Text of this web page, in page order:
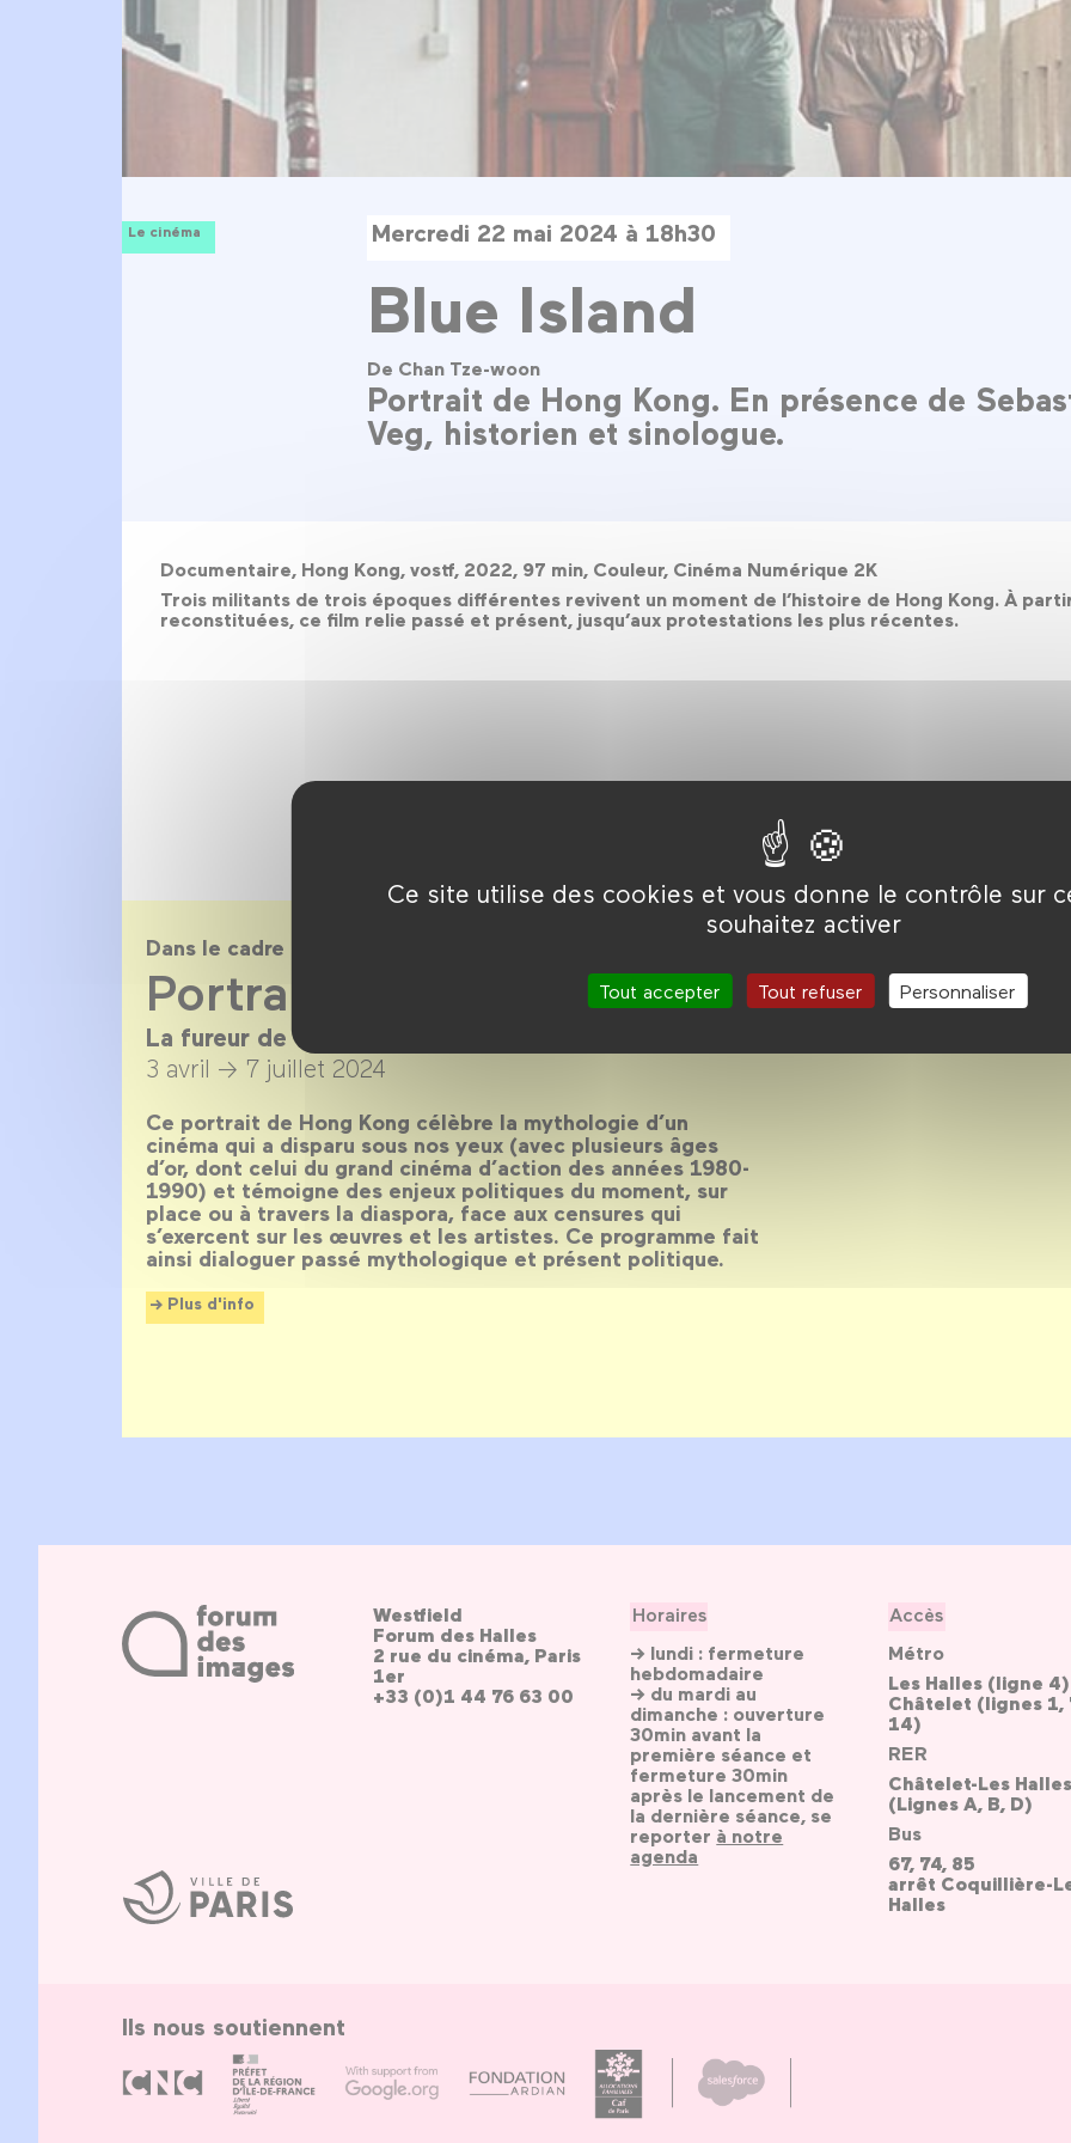
Ce site utilise des cookies et vous donne le contrôle sur
souhaitez activer
Tout accepter Tout refuser Personnaliser
Le cinéma Mercredi 22 mai 2024 à 18h30
Blue Island
De Chan Tze-woon
Portrait de Hong Kong. En présence de
Veg, historien et sinologue.
Documentaire, Hong Kong, vostf, 2022, 97 min, Couleur, Cinéma Numérique 2K
Trois militants de trois époques différentes revivent un moment de l’histoire de Hong Kong. À
reconstituées, ce film relie passé et présent, jusqu’aux protestations les plus récentes.
Dans le cadre de
Portrait de Hong Kong
La fureur de vaincre en 100 séances !
3 avril → 7 juillet 2024
Ce portrait de Hong Kong célèbre la mythologie d’un
cinéma qui a disparu sous nos yeux (avec plusieurs âges
d’or, dont celui du grand cinéma d’action des années 1980-
1990) et témoigne des enjeux politiques du moment, sur
place ou à travers la diaspora, face aux censures qui
s’exercent sur les œuvres et les artistes. Ce programme fait
ainsi dialoguer passé mythologique et présent politique.
Plus d'info
Ville
de
Paris
Westfield
Forum des Halles
2 rue du cinéma, Paris
1er
+33 (0)1 44 76 63 00
Horaires
→ lundi : fermeture
hebdomadaire
→ du mardi au
dimanche : ouverture
30min avant la
première séance et
fermeture 30min
après le lancement de
la dernière séance, se
reporter à notre
agenda
Accès
Métro
Les Halles (ligne 4)
Châtelet (lignes 1,
14)
RER
Châtelet-Les Halles
(Lignes A, B, D)
Bus
67, 74, 85
arrêt Coquillière-
Halles
Ils nous soutiennent